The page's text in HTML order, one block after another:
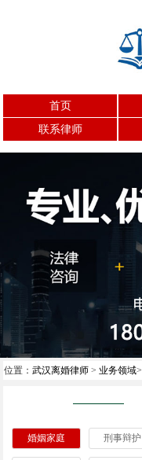
首页
联系律师
位置： 武汉离婚律师 > 业务领域>
婚姻家庭 刑事辩护